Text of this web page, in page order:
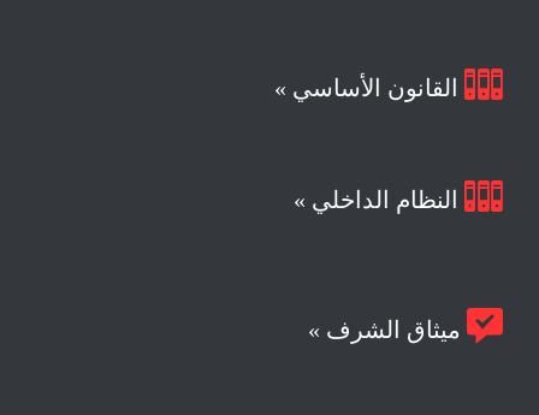
 القانون الأساسي »
 النظام الداخلي »
 ميثاق الشرف »